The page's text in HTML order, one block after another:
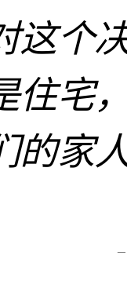
这个
住宅
的家